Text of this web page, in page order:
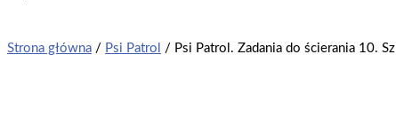
Strona główna / Psi Patrol / Psi Patrol. Zadania do ścierania 10.